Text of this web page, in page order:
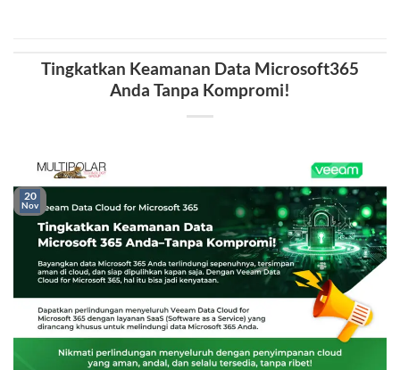
Tingkatkan Keamanan Data Microsoft365
Anda Tanpa Kompromi!
20
Nov